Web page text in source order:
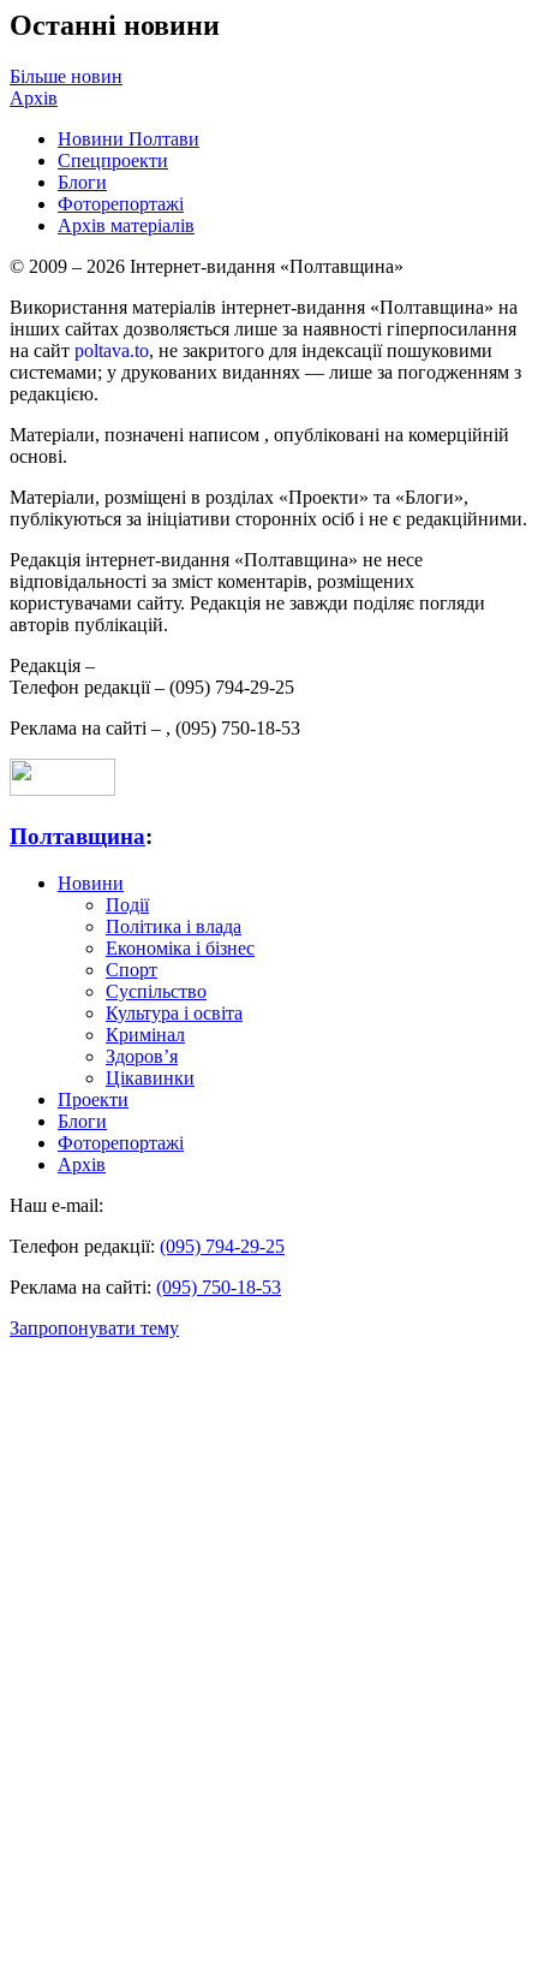
Останні новини
Більше новин
Архів
Новини Полтави
Спецпроекти
Блоги
Фоторепортажі
Архів матеріалів
© 2009 – 2026 Інтернет-видання «Полтавщина»
Використання матеріалів інтернет-видання «Полтавщина» на
інших сайтах дозволяється лише за наявності гіперпосилання
на сайт poltava.to, не закритого для індексації пошуковими
системами; у друкованих виданнях — лише за погодженням з
редакцією.
Матеріали, позначені написом , опубліковані на комерційній
основі.
Матеріали, розміщені в розділах «Проекти» та «Блоги»,
публікуються за ініціативи сторонніх осіб і не є редакційними.
Редакція інтернет-видання «Полтавщина» не несе
відповідальності за зміст коментарів, розміщених
користувачами сайту. Редакція не завжди поділяє погляди
авторів публікацій.
Редакція –
Телефон редакції – (095) 794-29-25
Реклама на сайті – , (095) 750-18-53
Полтавщина:
Новини
Події
Політика і влада
Економіка і бізнес
Спорт
Суспільство
Культура і освіта
Кримінал
Здоров’я
Цікавинки
Проекти
Блоги
Фоторепортажі
Архів
Наш e-mail:
Телефон редакції: (095) 794-29-25
Реклама на сайті: (095) 750-18-53
Запропонувати тему